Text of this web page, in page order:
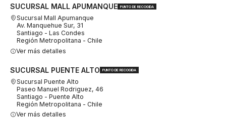
SUCURSAL MALL APUMANQUE PUNTO DE RECOGIDA
Sucursal Mall Apumanque
Av. Manquehue Sur, 31
Santiago - Las Condes
Región Metropolitana - Chile
Ver más detalles
SUCURSAL PUENTE ALTO PUNTO DE RECOGIDA
Sucursal Puente Alto
Paseo Manuel Rodriguez, 46
Santiago - Puente Alto
Región Metropolitana - Chile
Ver más detalles